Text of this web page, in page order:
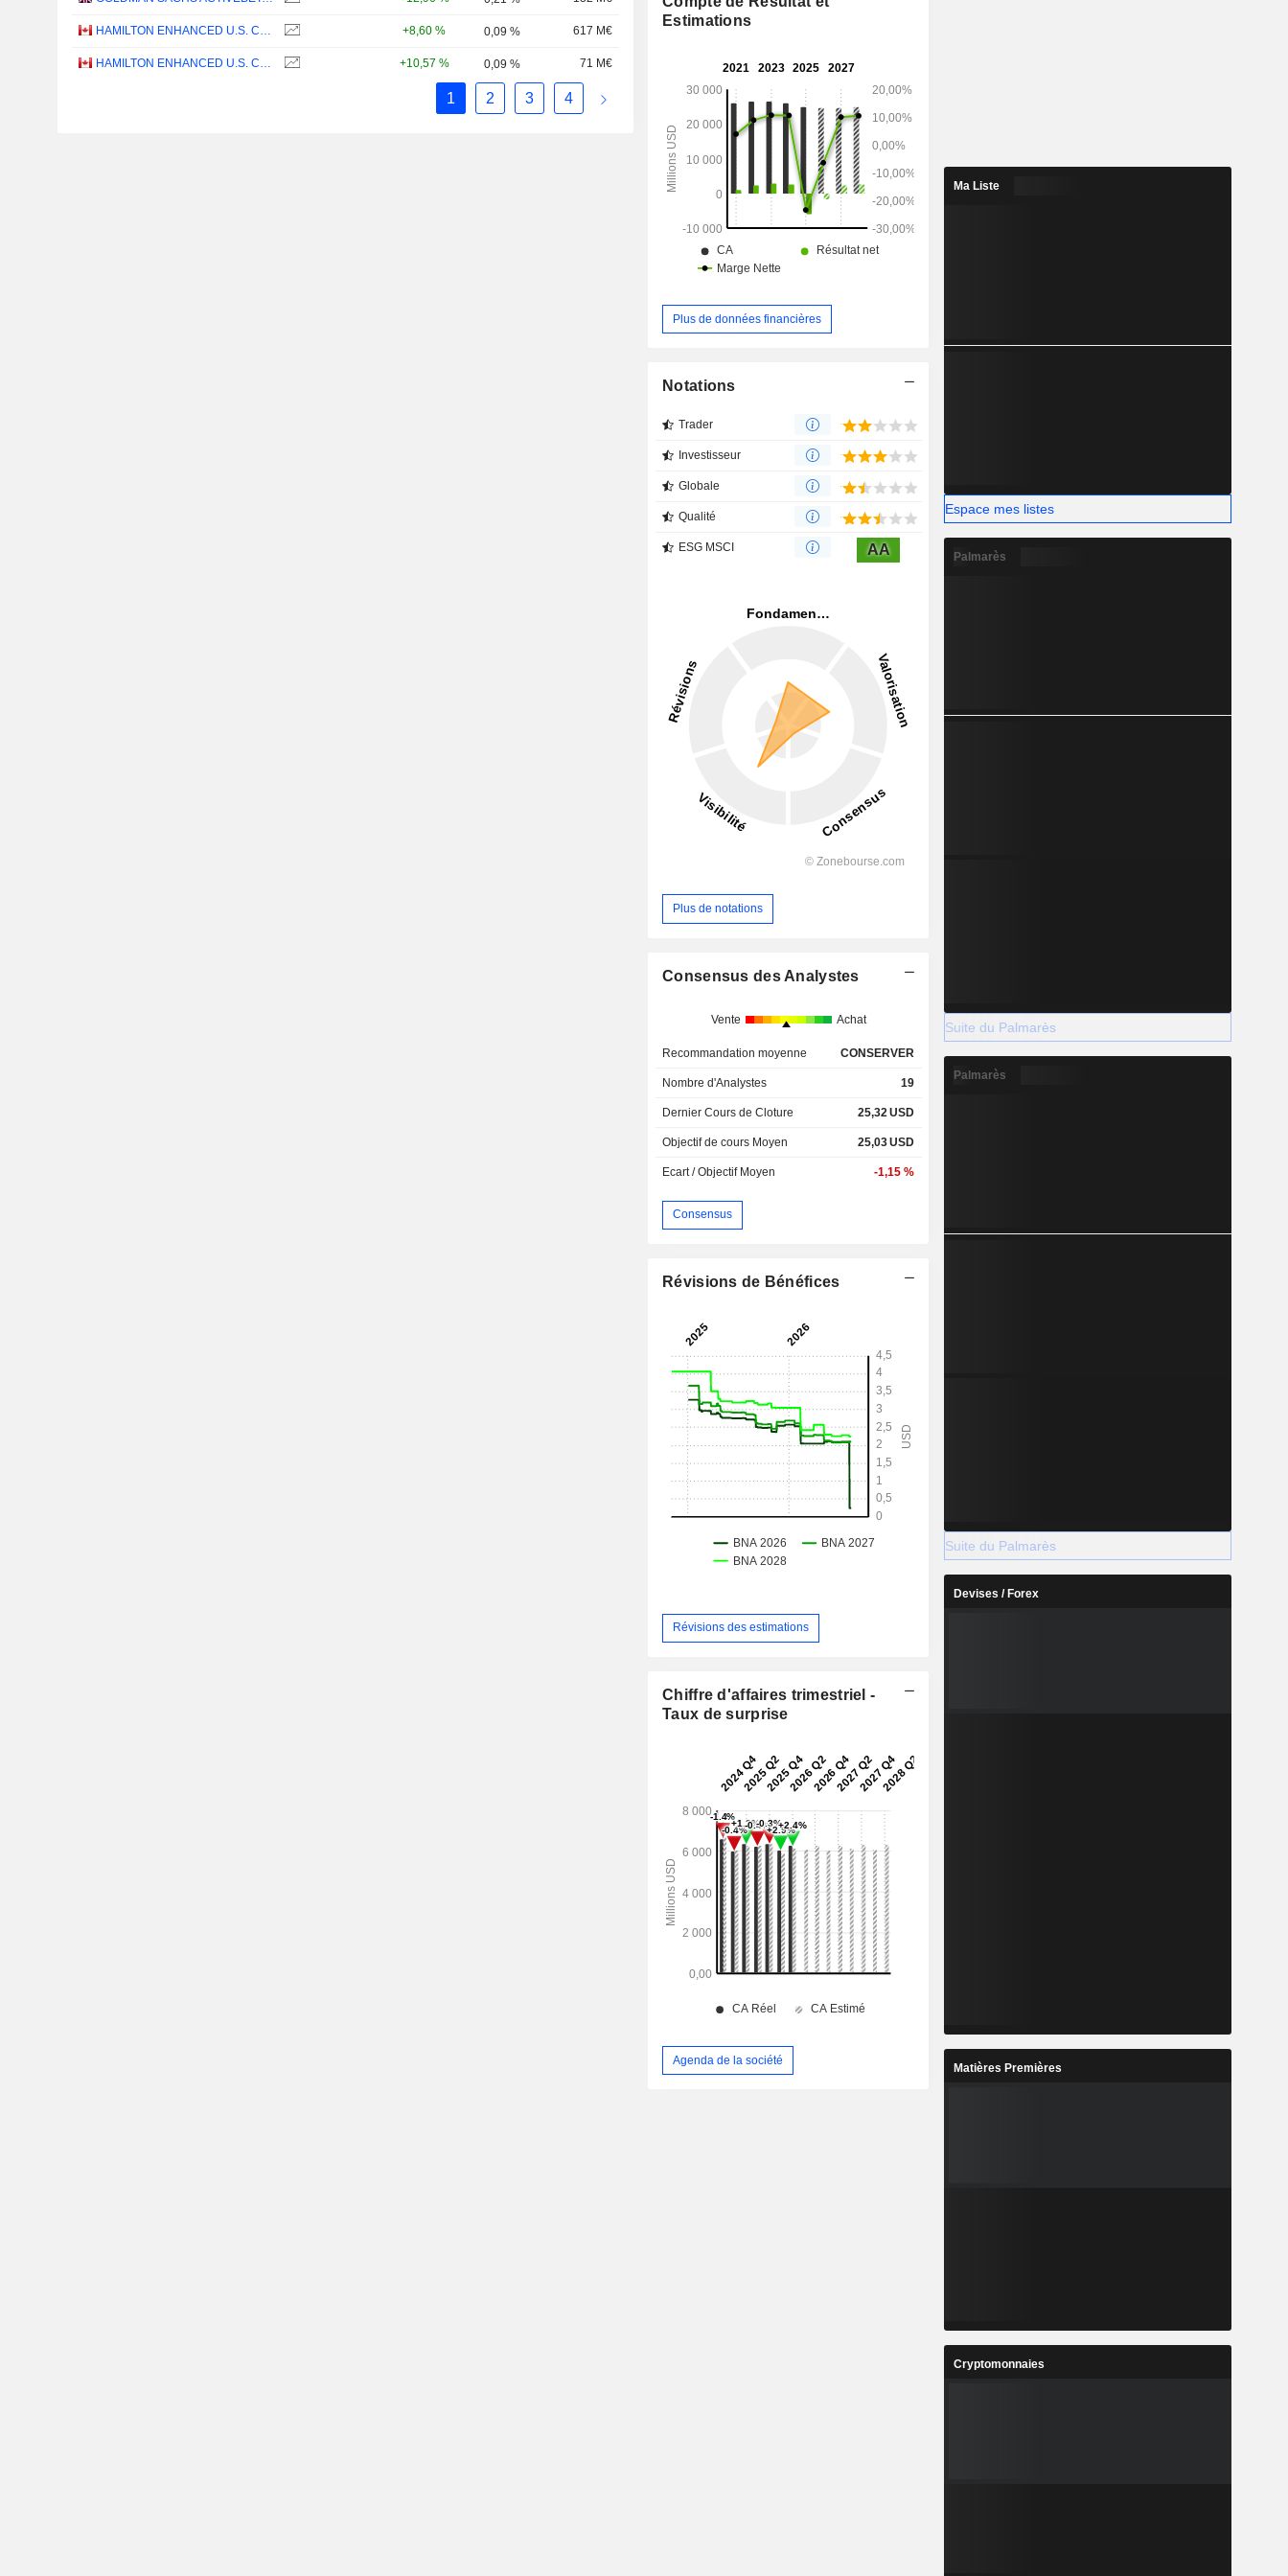
HAMILTON ENHANCED U.S. COVERED CALL ETF - CAD HEDGED +8,60 % 0,09 % 617 M€
HAMILTON ENHANCED U.S. COVERED CALL ETF - USD +10,57 % 0,09 % 71 M€
1 2 3 4
répartition géographique du CA est la suivante :
Etats-Unis (68,7%), Canada (6,9%), Royaume-
Estimations
Plus de données financières
Notations
Trader
Investisseur
Globale
Qualité
ESG MSCI AA
Plus de notations
Consensus des Analystes
Vente Achat
Recommandation moyenne CONSERVER
Nombre d'Analystes 19
Dernier Cours de Cloture 25,32 USD
Objectif de cours Moyen 25,03USD
Ecart / Objectif Moyen -1,15 %
Consensus
Révisions de Bénéfices
Révisions des estimations
Chiffre d'affaires trimestriel -
Taux de surprise
Agenda de la société
Ma Liste
Espace mes listes
Palmarès
Suite du Palmarès
Palmarès
Suite du Palmarès
Devises / Forex
Matières Premières
Cryptomonnaies